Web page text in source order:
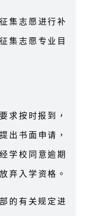
集志愿进行补
集志愿专业目
求按时报到，
出书面申请，
学校同意逾期
弃入学资格。
的有关规定进